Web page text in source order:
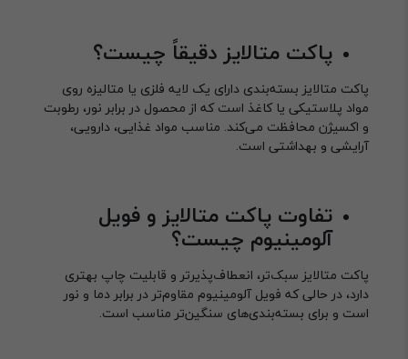
پاکت متالایز دقیقاً چیست؟
پاکت متالایز بسته‌بندی دارای یک لایه فلزی یا متالیزه روی
مواد پلاستیکی یا کاغذ است که از محصول در برابر نور، رطوبت
و اکسیژن محافظت می‌کند. مناسب مواد غذایی، دارویی،
آرایشی و بهداشتی است.
تفاوت پاکت متالایز و فویل
آلومینیوم چیست؟
پاکت متالایز سبک‌تر، انعطاف‌پذیرتر و قابلیت چاپ بهتری
دارد، در حالی که فویل آلومینیوم مقاوم‌تر در برابر دما و نور
است و برای بسته‌بندی‌های سنگین‌تر مناسب است.